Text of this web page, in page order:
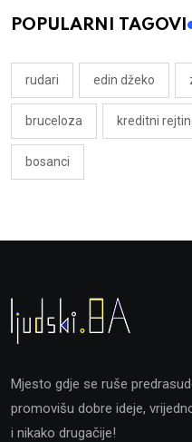
POPULARNI TAGOVI
rudari edin džeko
bruceloza kreditni
bosanci
Mjesto gdje se ruše
promovišu dobre ideje,
i nikako drugačije!